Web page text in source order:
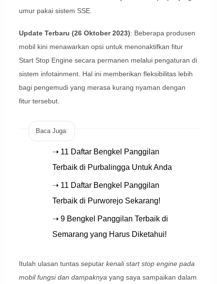
umur pakai sistem SSE.
Update Terbaru (26 Oktober 2023): Beberapa produsen
mobil kini menawarkan opsi untuk menonaktifkan fitur
Start Stop Engine secara permanen melalui pengaturan di
sistem infotainment. Hal ini memberikan fleksibilitas lebih
bagi pengemudi yang merasa kurang nyaman dengan
fitur tersebut.
Baca Juga:
➝ 11 Daftar Bengkel Panggilan
Terbaik di Purbalingga Untuk Anda
➝ 11 Daftar Bengkel Panggilan
Terbaik di Purworejo Sekarang!
➝ 9 Bengkel Panggilan Terbaik di
Semarang yang Harus Diketahui!
Itulah ulasan tuntas seputar kenali start stop engine pada
mobil fungsi dan dampaknya yang saya sampaikan dalam